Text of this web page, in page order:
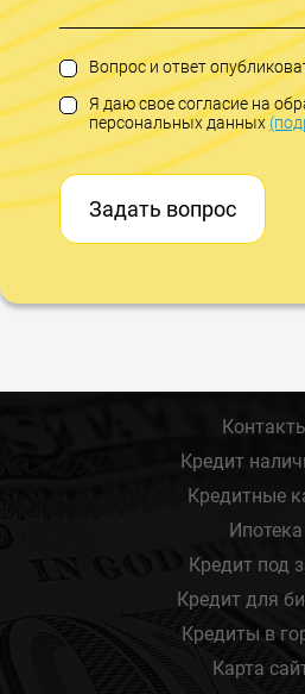
Вопрос и ответ
Я даю свое согласие на
персональных данных
Задать вопрос
Кредит
Кредитные
Ипотека
Кредит под
Кредит для
Кредиты в
Карта